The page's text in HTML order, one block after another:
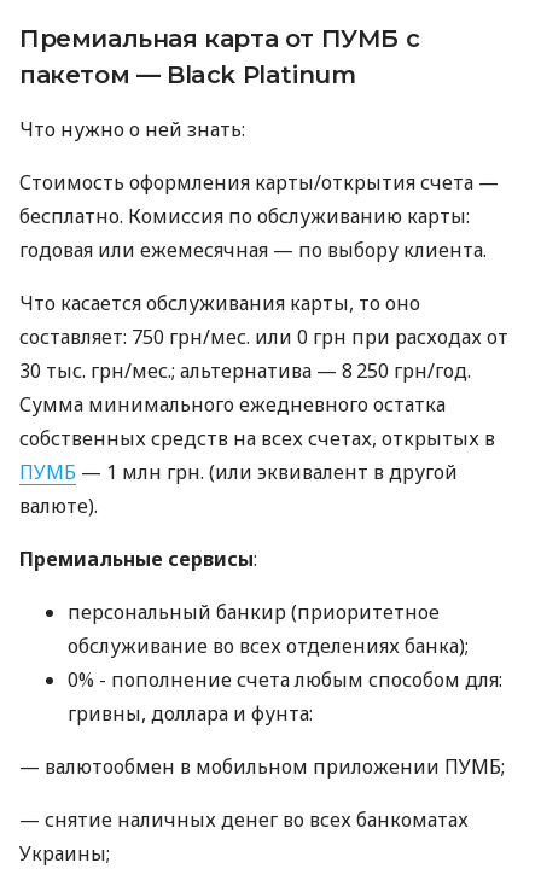
Премиальная карта от ПУМБ с
пакетом — Black Platinum
Что нужно о ней знать:
Стоимость оформления карты/открытия счета —
бесплатно. Комиссия по обслуживанию карты:
годовая или ежемесячная — по выбору клиента.
Что касается обслуживания карты, то оно
составляет: 750 грн/мес. или 0 грн при расходах от
30 тыс. грн/мес.; альтернатива — 8 250 грн/год.
Сумма минимального ежедневного остатка
собственных средств на всех счетах, открытых в
ПУМБ — 1 млн грн. (или эквивалент в другой
валюте).
Премиальные сервисы:
персональный банкир (приоритетное
обслуживание во всех отделениях банка);
0% - пополнение счета любым способом для:
гривны, доллара и фунта:
— валютообмен в мобильном приложении ПУМБ;
— снятие наличных денег во всех банкоматах
Украины;